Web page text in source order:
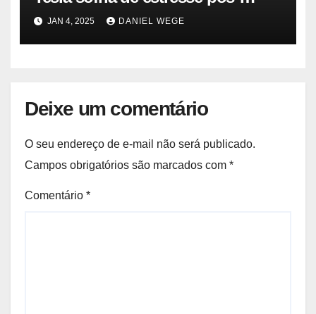
traumático e temia ‘colapso’ dos
EUA
JAN 4, 2025 DANIEL WEGE
Deixe um comentário
O seu endereço de e-mail não será publicado.
Campos obrigatórios são marcados com *
Comentário *